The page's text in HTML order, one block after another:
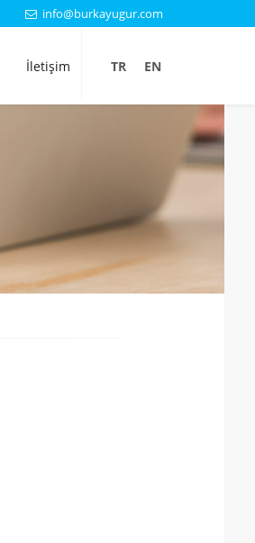
info@burkayugur.com
TR EN
İletişim